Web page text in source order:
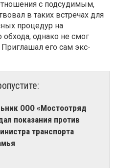
с подсудимым,
в таких встречах для
процедур на
обхода, однако не смог
его сам экс-
ООО «Мостоотряд
показания против
транспорта